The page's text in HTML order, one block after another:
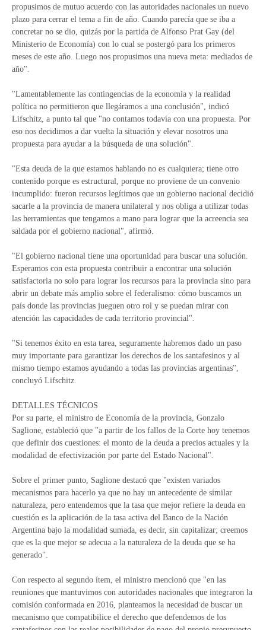
propusimos de mutuo acuerdo con las autoridades nacionales un nuevo
plazo para cerrar el tema a fin de año. Cuando parecía que se iba a
concretar no se dio, quizás por la partida de Alfonso Prat Gay (del
Ministerio de Economía) con lo cual se postergó para los primeros
meses de este año. Luego nos propusimos una nueva meta: mediados de
año".
"Lamentablemente las contingencias de la economía y la realidad
política no permitieron que llegáramos a una conclusión", indicó
Lifschitz, a punto tal que "no contamos todavía con una propuesta. Por
eso nos decidimos a dar vuelta la situación y elevar nosotros una
propuesta para ayudar a la búsqueda de una solución".
"Esta deuda de la que estamos hablando no es cualquiera; tiene otro
contenido porque es estructural, porque no proviene de un convenio
incumplido: fueron recursos legítimos que un gobierno nacional decidió
sacarle a la provincia de manera unilateral y nos obliga a utilizar todas
las herramientas que tengamos a mano para lograr que la acreencia sea
saldada por el gobierno nacional", afirmó.
"El gobierno nacional tiene una oportunidad para buscar una solución.
Esperamos con esta propuesta contribuir a encontrar una solución
satisfactoria no solo para lograr los recursos para la provincia sino para
abrir un debate más amplio sobre el federalismo: cómo buscamos un
país donde las provincias jueguen otro rol y se puedan mirar con
atención las capacidades de cada territorio provincial".
"Si tenemos éxito en esta tarea, seguramente habremos dado un paso
muy importante para garantizar los derechos de los santafesinos y al
mismo tiempo estamos ayudando a todas las provincias argentinas",
concluyó Lifschitz.
DETALLES TÉCNICOS
Por su parte, el ministro de Economía de la provincia, Gonzalo
Saglione, estableció que "a partir de los fallos de la Corte hoy tenemos
que definir dos cuestiones: el monto de la deuda a precios actuales y la
modalidad de efectivización por parte del Estado Nacional".
Sobre el primer punto, Saglione destacó que "existen variados
mecanismos para hacerlo ya que no hay un antecedente de similar
naturaleza, pero entendemos que la tasa que mejor refiere la deuda en
cuestión es la aplicación de la tasa activa del Banco de la Nación
Argentina bajo la modalidad sumada, es decir, sin capitalizar; creemos
que es la que mejor se adecua a la naturaleza de la deuda que se ha
generado".
Con respecto al segundo ítem, el ministro mencionó que "en las
reuniones que mantuvimos con autoridades nacionales que integraron la
comisión conformada en 2016, planteamos la necesidad de buscar un
mecanismo que compatibilice el derecho que defendemos de los